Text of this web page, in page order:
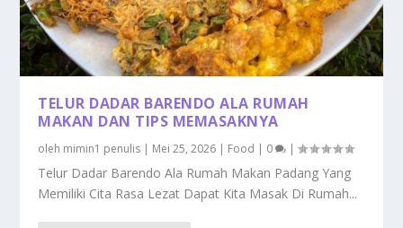
TELUR DADAR BARENDO ALA RUMAH
MAKAN DAN TIPS MEMASAKNYA
oleh mimin1 penulis | Mei 25, 2026 | Food | 0 |
Telur Dadar Barendo Ala Rumah Makan Padang Yang
Memiliki Cita Rasa Lezat Dapat Kita Masak Di Rumah...